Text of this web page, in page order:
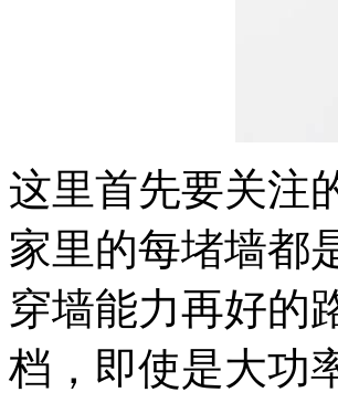
这里首先要关注
家里的每堵墙都
穿墙能力再好的
档，即使是大功